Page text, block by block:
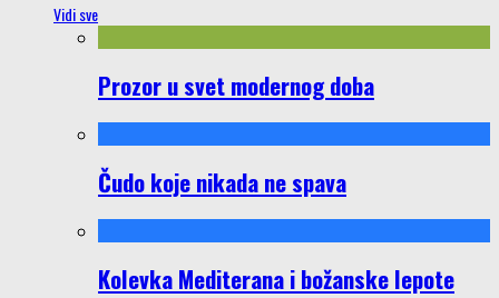
Vidi sve
Prozor u svet modernog doba
Čudo koje nikada ne spava
Kolevka Mediterana i božanske lepote